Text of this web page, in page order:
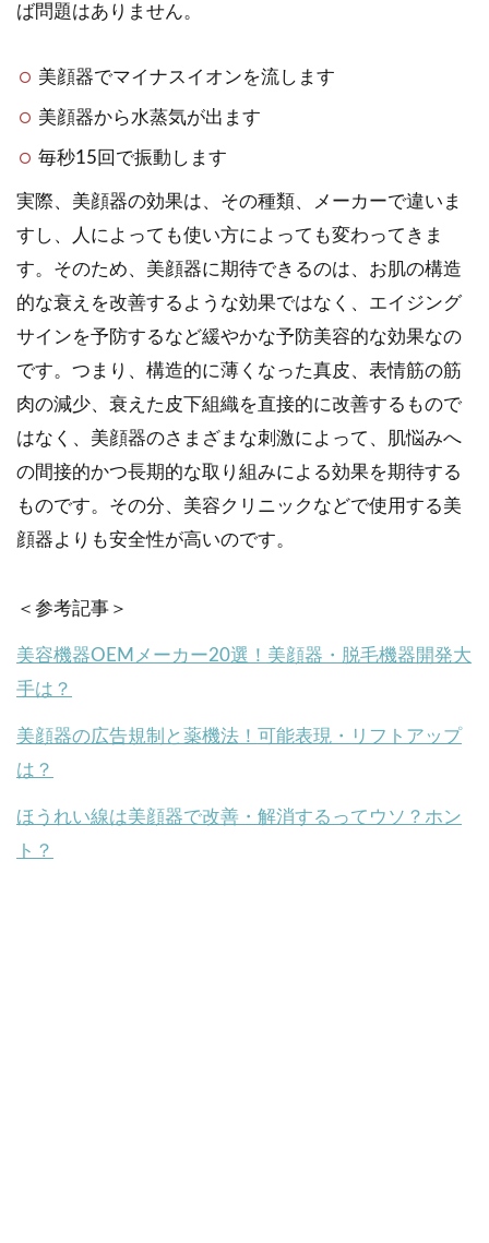
ば問題はありません。
美顔器でマイナスイオンを流します
美顔器から水蒸気が出ます
毎秒15回で振動します
実際、美顔器の効果は、その種類、メーカーで違いま
すし、人によっても使い方によっても変わってきま
す。そのため、美顔器に期待できるのは、お肌の構造
的な衰えを改善するような効果ではなく、エイジング
サインを予防するなど緩やかな予防美容的な効果なの
です。つまり、構造的に薄くなった真皮、表情筋の筋
肉の減少、衰えた皮下組織を直接的に改善するもので
はなく、美顔器のさまざまな刺激によって、肌悩みへ
の間接的かつ長期的な取り組みによる効果を期待する
ものです。その分、美容クリニックなどで使用する美
顔器よりも安全性が高いのです。
＜参考記事＞
美容機器OEMメーカー20選！美顔器・脱毛機器開発大
手は？
美顔器の広告規制と薬機法！可能表現・リフトアップ
は？
ほうれい線は美顔器で改善・解消するってウソ？ホン
ト？